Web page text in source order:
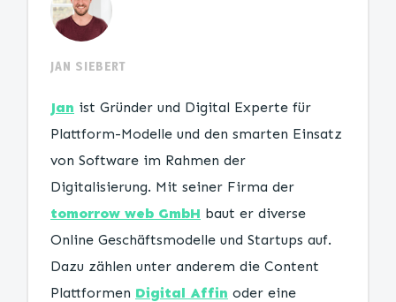
JAN SIEBERT
Jan ist Gründer und Digital Experte für
Plattform-Modelle und den smarten Einsatz
von Software im Rahmen der
Digitalisierung. Mit seiner Firma der
tomorrow web GmbH baut er diverse
Online Geschäftsmodelle und Startups auf.
Dazu zählen unter anderem die Content
Plattformen Digital Affin oder eine